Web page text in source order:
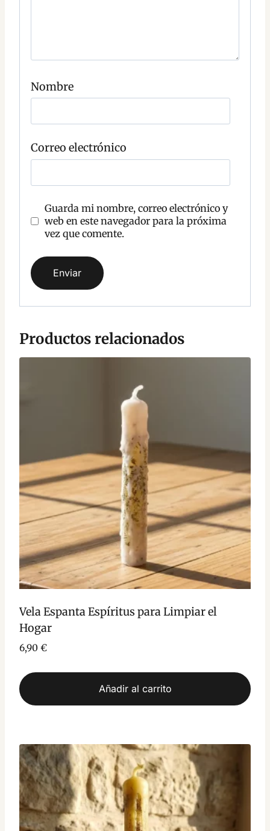
m
e
r
i
o
Nombre
Correo electrónico
Guarda mi nombre, correo electrónico y
web en este navegador para la próxima
vez que comente.
Productos relacionados
Vela Espanta Espíritus para Limpiar el
Hogar
6,90 €
Añadir al carrito